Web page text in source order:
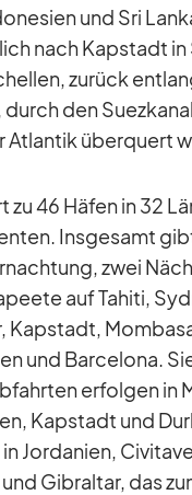
und Sri
nach Kap­stadt in
zu­rück
durch den
At­lan­tik über­quert
zu 46 Hä­fen in 32
Ins­ge­samt
zwei
auf Ta­hiti,
Kap­stadt,
und Bar­ce­lona.
er­fol­gen in
Kap­stadt und
Jor­da­nien,
Gi­bral­tar, das